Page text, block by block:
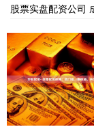
股票实盘配资公司